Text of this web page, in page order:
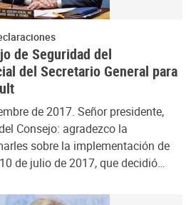
de Seguridad del
del Secretario General para
de 2017. Señor presidente,
Consejo: agradezco la
sobre la implementación de
de julio de 2017, que decidió…